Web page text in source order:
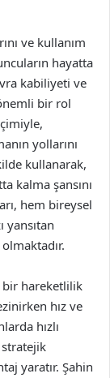
ve kullanım
hayatta
kabiliyeti ve
bir rol
yollarını
kullanarak,
kalma şansını
hem bireysel
yansıtan
bir hareketlilik
hız ve
hızlı
yaratır. Şahin